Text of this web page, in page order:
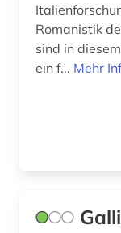
kunst (4)
Romanistik der UB Mainz und der ULB Bonn
sind in diesem
ein f... Mehr